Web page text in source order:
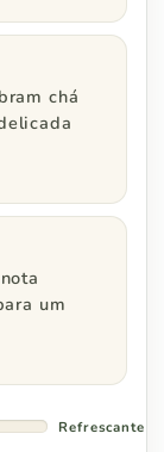
chá
um
Refrescante